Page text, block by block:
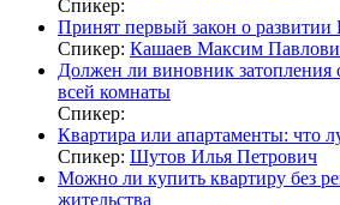
Спикер:
Принят первый закон о
Спикер: Кашаев Максим
Должен ли виновник затопления
всей комнаты
Спикер:
Квартира или апартаменты: что
Спикер: Шутов Илья Петрович
Можно ли купить квартиру без
жительства